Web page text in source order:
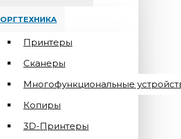
ОРГТЕХНИКА
Принтеры
Сканеры
Многофункциональные
Копиры
3D-Принтеры